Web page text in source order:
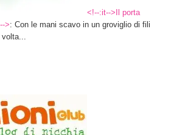
<!--:it-->Il porta
>: Con le mani scavo in un groviglio di fili
volta...